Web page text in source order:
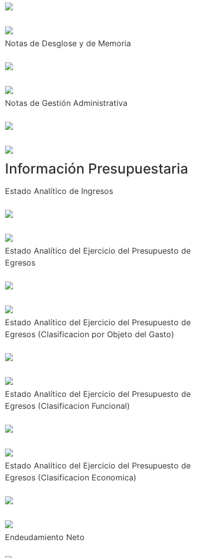
Notas de Desglose y de Memoria
Notas de Gestión Administrativa
Información Presupuestaria
Estado Analítico de Ingresos
Estado Analítico del Ejercicio del Presupuesto de
Egresos
Estado Analítico del Ejercicio del Presupuesto de
Egresos (Clasificacion por Objeto del Gasto)
Estado Analítico del Ejercicio del Presupuesto de
Egresos (Clasificacion Funcional)
Estado Analítico del Ejercicio del Presupuesto de
Egresos (Clasificacion Economica)
Endeudamiento Neto